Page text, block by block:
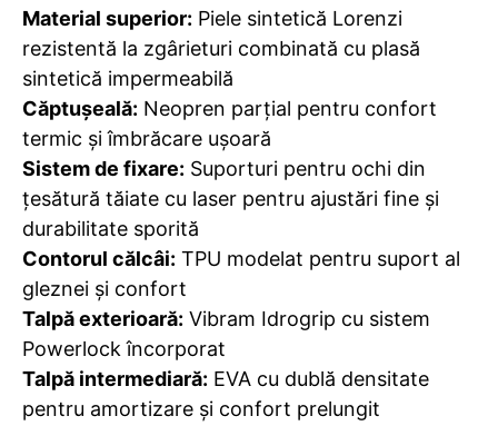
Material superior: Piele sintetică Lorenzi
rezistentă la zgârieturi combinată cu plasă
sintetică impermeabilă
Căptușeală: Neopren parțial pentru confort
termic și îmbrăcare ușoară
Sistem de fixare: Suporturi pentru ochi din
țesătură tăiate cu laser pentru ajustări fine și
durabilitate sporită
Contorul călcâi: TPU modelat pentru suport al
gleznei și confort
Talpă exterioară: Vibram Idrogrip cu sistem
Powerlock încorporat
Talpă intermediară: EVA cu dublă densitate
pentru amortizare și confort prelungit